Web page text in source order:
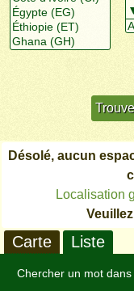
Désolé, aucun
Localisation
Carte Liste
Chercher un mot dans